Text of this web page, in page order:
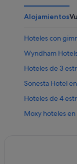
Alojamientos
Hoteles con
Wyndham
Hoteles de 3
Sonesta Hotel
Hoteles de 4
Moxy hoteles en